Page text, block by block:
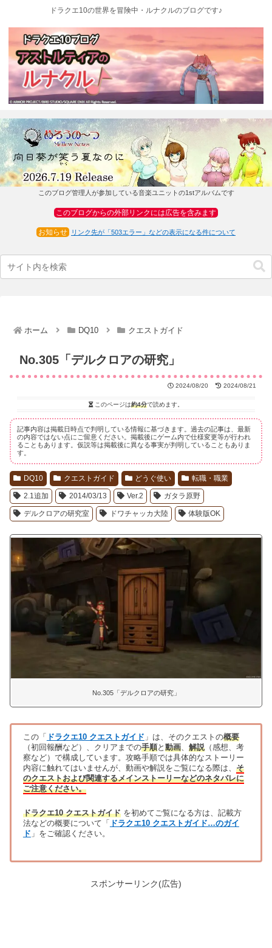
ドラクエ10の世界を冒険中・ルナクルのブログです♪
このブログ管理人が参加している音楽ユニットの1stアルバムです
このブログからの外部リンクには広告を含みます
お知らせ リンク先が「503エラー」などの表示になる件について
ホーム DQ10 クエストガイド
No.305「デルクロアの研究」
2024/08/20 2024/08/21
このページは約4分で読めます。
記事内容は掲載日時点で判明している情報に基づきます。過去の記事は、最新
の内容ではない点にご留意ください。掲載後にゲーム内で仕様変更等が行われ
ることもあります。仮説等は掲載後に異なる事実が判明していることもありま
す。
DQ10 クエストガイド どうぐ使い 転職・職業
2.1追加 2014/03/13 Ver.2 ガタラ原野
デルクロアの研究室 ドワチャッカ大陸 体験版OK
No.305「デルクロアの研究」
この「 ドラクエ10 クエストガイド 」は、そのクエストの概要
（初回報酬など）、クリアまでの手順と 動画、 解説（感想、考
察など）で構成しています。攻略手順では具体的なストーリー
内容に触れてはいませんが、動画や解説をご覧になる際は、 そ
のクエストおよび関連するメインストーリーなどのネタバレに
ご注意ください。
ドラクエ10 クエストガイドを初めてご覧になる方は、記載方
法などの概要について「
ドラクエ10 クエストガイド…のガイ
ド 」をご確認ください。
スポンサーリンク(広告)